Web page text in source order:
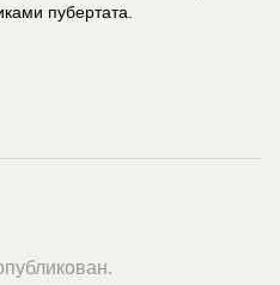
пубертата.